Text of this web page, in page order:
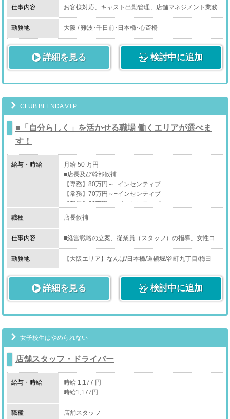
ます。
＋7万円が翌月給料日に支給となります。
■各種保険完備
■交通費最大3万円まで支給
仕事内容
お客様対応、キャスト出勤管理、店舗マネジメント業務
全般に幅広く携わっていただきます。
実力次第で新たなブランドや新規事業の発案、運営、な
環境があります。
ッフ教育、求職者の面接および採用業務、競合店調査、
勤務地 大阪 / 難波･千日前･日本橋･心斎橋
詳細を見る 検討中に追加
CLUB BLENDA V.I.P
■「自分らしく」を活かせる職場 働くエリアが選べま
す！
給与・時給
月給 50 万円
■店長及び幹部候補
【専務】80万円～+インセンティブ
【常務】70万円～+インセンティブ
【部長】60万円～+インセンティブ
【店長】50万円～+インセンティブ
職種 店長候補
仕事内容
■経営戦略の立案、従業員（スタッフ）の指導、女性コ
ンパニオンのマネジメント（管理業務）、新しい企画の
立案と提案、売上管理等が主な業務となります。
責任のある最も重要なお仕事となります。
結果が収入として反映されますので、大変「やりがい」
のあるお仕事です。
短期間での昇進と昇給が可能です。
の進退に関わる最も重要で責任感が求められる仕事とな
ります。
勤務地
【大阪エリア】なんば/日本橋/道頓堀/谷町九丁目/梅田
（北区/南森町）/茨木/西中島/堺/泉大津/岸和田/京橋/天王
寺/上本町
【兵庫エリア】尼崎/姫路/神戸
【京都エリア】祇園/京都南（伏見区）
【石川エリア】金沢
【静岡エリア】浜松
【東京エリア】新宿
詳細を見る 検討中に追加
女子校生はやめられない
店舗スタッフ・ドライバー
給与・時給
時給 1,177 円
時給1,177円
職種 店舗スタッフ